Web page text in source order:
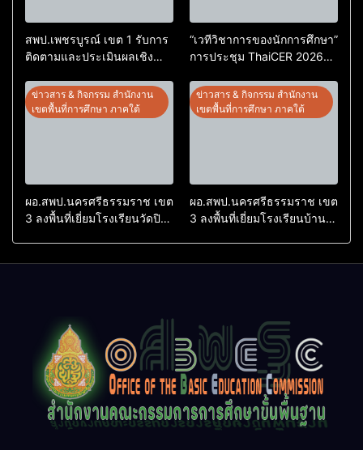
สพป.เพชรบูรณ์ เขต 1 รับการ
ติดตามและประเมินผลเชิง
ต้นแบบ” ระดับประเทศ รุ่นที่ 3
ประจำปีงบประมาณ พ.ศ.
“เวทีวิชาการของนักการศึกษา”
การประชุม ThaiCER 2026
Conference on Education
Research (ThaiCER) 2026
ข่าวสาร & กิจกรรม สำนักงาน
เขตพื้นที่การศึกษา ภาคใต้
ผอ.สพป.นครศรีธรรมราช เขต
3 ลงพื้นที่เยี่ยมโรงเรียนวัดปิยา
ข่าวสาร & กิจกรรม สำนักงาน
เขตพื้นที่การศึกษา ภาคใต้
ผอ.สพป.นครศรีธรรมราช เขต
3 ลงพื้นที่เยี่ยมโรงเรียนบ้าน